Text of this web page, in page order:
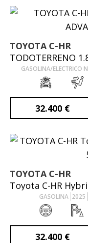
TOYOTA C-HR
GASOLINA/ELECTRICO
32.400 €
TOYOTA C-HR
GASOLINA 2025
32.400 €